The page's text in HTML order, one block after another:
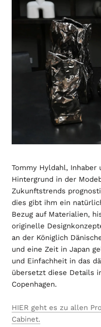
Tommy Hyldahl, Inhaber
Hintergrund in der
Zukunftstrends
dies gibt ihm ein
Bezug auf Materialien,
originelle
an der Königlich
und eine Zeit in Japan
und Einfachheit in das
übersetzt diese Details
Copenhagen.
HIER geht es zu allen
Cabinet.